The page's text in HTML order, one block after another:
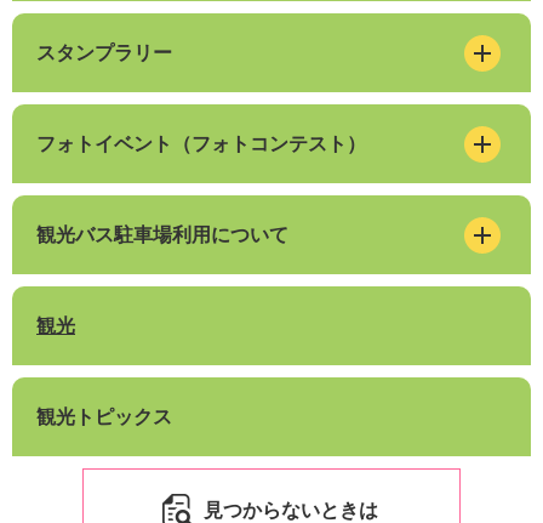
スタンプラリー
フォトイベント（フォトコンテスト）
観光バス駐車場利用について
観光
観光トピックス
見つからないときは